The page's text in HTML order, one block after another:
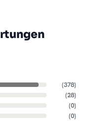
(378)
(28)
(0)
(0)